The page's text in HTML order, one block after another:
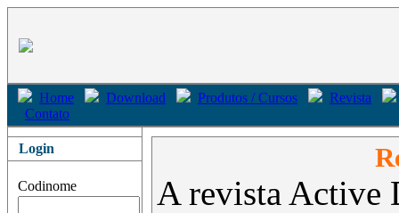
Home Download Produtos / Cursos
Revista
Contato
Login
Codinome
A revista Active